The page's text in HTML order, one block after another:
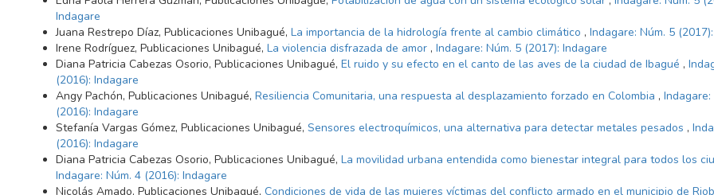
Indagare
Juana Restrepo Díaz, Publicaciones Unibagué, La importancia de la hidrología frente al cambio climático , Indagare: Núm. 5
Irene Rodríguez, Publicaciones Unibagué, La violencia disfrazada de amor , Indagare: Núm. 5 (2017): Indagare
Diana Patricia Cabezas Osorio, Publicaciones Unibagué, El ruido y su efecto en el canto de las aves de la ciudad de Ibagué ,
(2016): Indagare
Angy Pachón, Publicaciones Unibagué, Resiliencia Comunitaria, una respuesta al desplazamiento forzado en Colombia , Indagare:
(2016): Indagare
Stefanía Vargas Gómez, Publicaciones Unibagué, Sensores electroquímicos, una alternativa para detectar metales pesados ,
(2016): Indagare
Diana Patricia Cabezas Osorio, Publicaciones Unibagué, La movilidad urbana entendida como bienestar integral para todos los
Indagare: Núm. 4 (2016): Indagare
Nicolás Amado, Publicaciones Unibagué, Condiciones de vida de las mujeres víctimas del conflicto armado en el municipio de